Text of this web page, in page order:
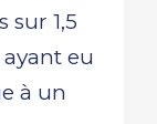
sur 1,5
eu
à un